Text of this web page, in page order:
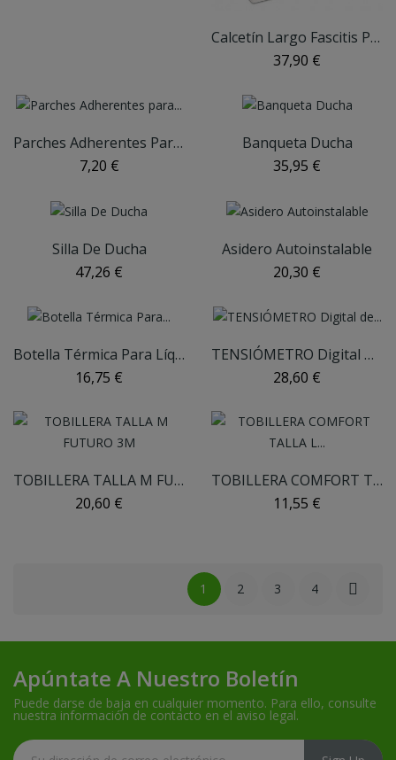
Calcetín Largo Fascitis Plantar Talla M MEDILAST
37,90 €
Parches Adherentes Para Juanetes "Aqua" COMFORSIL
7,20 €
Banqueta Ducha
35,95 €
Silla De Ducha
47,26 €
Asidero Autoinstalable
20,30 €
Botella Térmica Para Líquidos SUAVINEX
16,75 €
TENSIÓMETRO Digital De Muñeca APOSÁN
28,60 €
TOBILLERA TALLA M FUTURO 3M
20,60 €
TOBILLERA COMFORT TALLA L FUTURO 3M
11,55 €
1 2 3 4 
Apúntate A Nuestro Boletín
Puede darse de baja en cualquier momento. Para ello, consulte
nuestra información de contacto en el aviso legal.